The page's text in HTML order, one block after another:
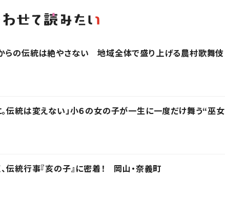
らの伝統は絶やさない 地域全体で盛り上げる農村歌舞伎
伝統は変えない」小６の女の子が一生に一度だけ舞う“巫女
伝統行事『亥の子』に密着！ 岡山・奈義町